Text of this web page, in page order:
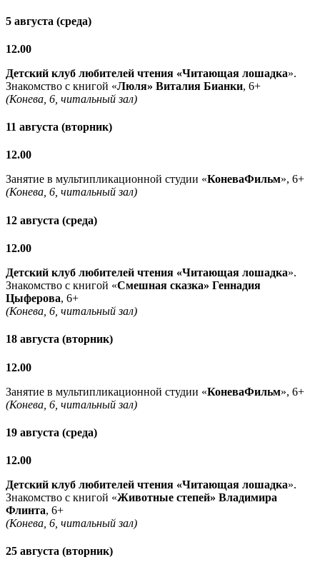
5 августа (среда)
12.00
Детский клуб любителей чтения «Читающая лошадка».
Знакомство с книгой «Люля» Виталия Бианки, 6+
(Конева, 6, читальный зал)
11 августа (вторник)
12.00
Занятие в мультипликационной студии «КоневаФильм», 6+
(Конева, 6, читальный зал)
12 августа (среда)
12.00
Детский клуб любителей чтения «Читающая лошадка».
Знакомство с книгой «Смешная сказка» Геннадия
Цыферова, 6+
(Конева, 6, читальный зал)
18 августа (вторник)
12.00
Занятие в мультипликационной студии «КоневаФильм», 6+
(Конева, 6, читальный зал)
19 августа (среда)
12.00
Детский клуб любителей чтения «Читающая лошадка».
Знакомство с книгой «Животные степей» Владимира
Флинта, 6+
(Конева, 6, читальный зал)
25 августа (вторник)